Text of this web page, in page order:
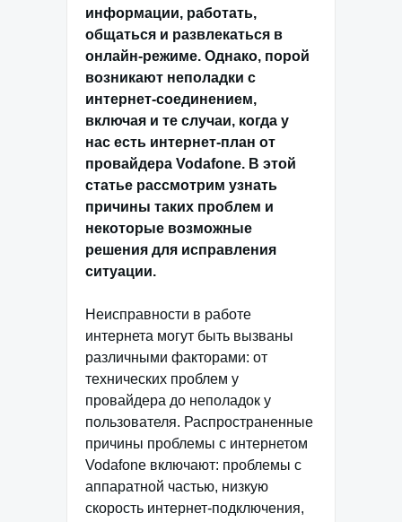
информации, работать,
общаться и развлекаться в
онлайн-режиме. Однако, порой
возникают неполадки с
интернет-соединением,
включая и те случаи, когда у
нас есть интернет-план от
провайдера Vodafone. В этой
статье рассмотрим узнать
причины таких проблем и
некоторые возможные
решения для исправления
ситуации.
Неисправности в работе
интернета могут быть вызваны
различными факторами: от
технических проблем у
провайдера до неполадок у
пользователя. Распространенные
причины проблемы с интернетом
Vodafone включают: проблемы с
аппаратной частью, низкую
скорость интернет-подключения,